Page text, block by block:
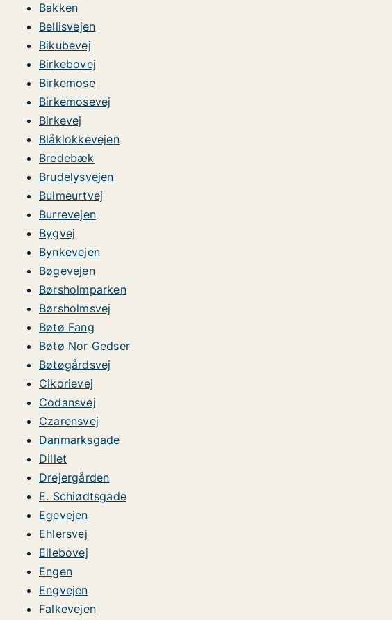
Bakken
Bellisvejen
Bikubevej
Birkebovej
Birkemose
Birkemosevej
Birkevej
Blåklokkevejen
Bredebæk
Brudelysvejen
Bulmeurtvej
Burrevejen
Bygvej
Bynkevejen
Bøgevejen
Børsholmparken
Børsholmsvej
Bøtø Fang
Bøtø Nor Gedser
Bøtøgårdsvej
Cikorievej
Codansvej
Czarensvej
Danmarksgade
Dillet
Drejergården
E. Schiødtsgade
Egevejen
Ehlersvej
Ellebovej
Engen
Engvejen
Falkevejen